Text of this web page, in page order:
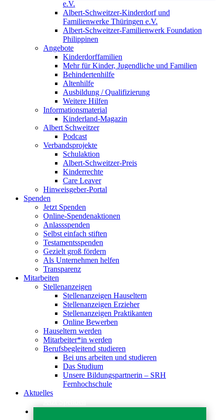
e.V.
Albert-Schweitzer-Kinderdorf und
Familienwerke Thüringen e.V.
Albert-Schweitzer-Familienwerk Foundation
Philippinen
Angebote
Kinderdorffamilien
Mehr für Kinder, Jugendliche und Familien
Behindertenhilfe
Altenhilfe
Ausbildung / Qualifizierung
Weitere Hilfen
Informationsmaterial
Kinderland-Magazin
Albert Schweitzer
Podcast
Verbandsprojekte
Schulaktion
Albert-Schweitzer-Preis
Kinderrechte
Care Leaver
Hinweisgeber-Portal
Spenden
Jetzt Spenden
Online-Spendenaktionen
Anlassspenden
Selbst einfach stiften
Testamentsspenden
Gezielt groß fördern
Als Unternehmen helfen
Transparenz
Mitarbeiten
Stellenanzeigen
Stellenanzeigen Hauseltern
Stellenanzeigen Erzieher
Stellenanzeigen Praktikanten
Online Bewerben
Hauseltern werden
Mitarbeiter*in werden
Berufsbegleitend studieren
Bei uns arbeiten und studieren
Das Studium
Unsere Bildungspartnerin – SRH
Fernhochschule
Aktuelles